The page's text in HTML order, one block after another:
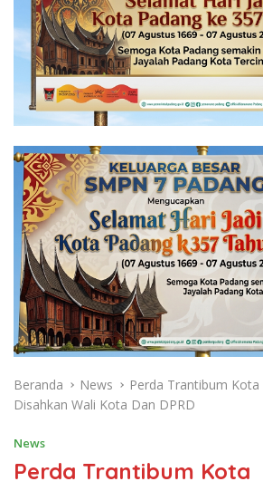
Beranda News
Perda Trantibum Kota
Disahkan Wali Kota Dan DPRD
News
Perda Trantibum Kota